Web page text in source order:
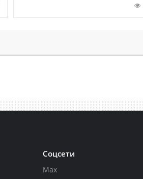
Соцсети
Max